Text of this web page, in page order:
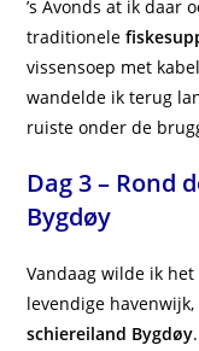
’s Avonds at ik daar
traditionele
vissensoep met
wandelde ik terug
ruiste onder de
Dag 3 – Rond
Bygdøy
Vandaag wilde ik
levendige
schiereiland Bygdøy